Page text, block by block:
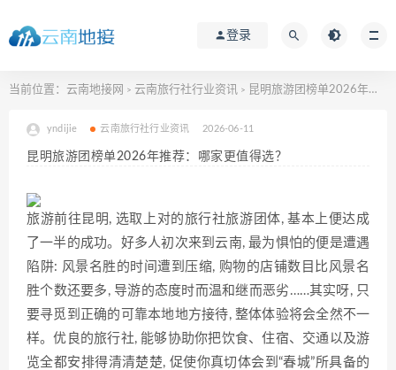
登录
当前位置： 云南地接网 > 云南旅行社行业资讯 > 昆明旅游团榜单2026年推荐：哪家更值得选？
yndijie 云南旅行社行业资讯 2026-06-11
昆明旅游团榜单2026年推荐：哪家更值得选？
旅游前往昆明, 选取上对的旅行社旅游团体, 基本上便达成
了一半的成功。好多人初次来到云南, 最为惧怕的便是遭遇
陷阱: 风景名胜的时间遭到压缩, 购物的店铺数目比风景名
胜个数还要多, 导游的态度时而温和继而恶劣……其实呀, 只
要寻觅到正确的可靠本地地方接待, 整体体验将会全然不一
样。优良的旅行社, 能够协助你把饮食、住宿、交通以及游
览全都安排得清清楚楚, 促使你真切体会到“春城”所具备的